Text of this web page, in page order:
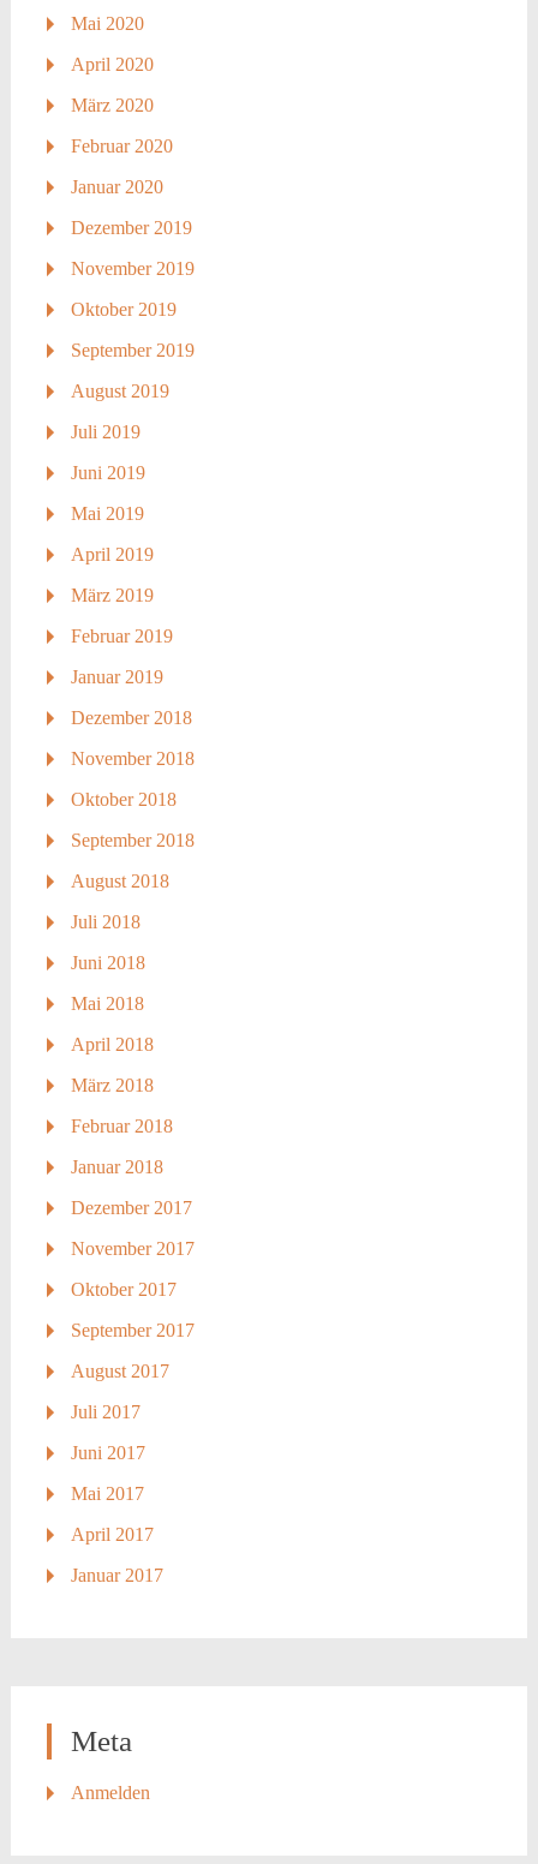
Mai 2020
April 2020
März 2020
Februar 2020
Januar 2020
Dezember 2019
November 2019
Oktober 2019
September 2019
August 2019
Juli 2019
Juni 2019
Mai 2019
April 2019
März 2019
Februar 2019
Januar 2019
Dezember 2018
November 2018
Oktober 2018
September 2018
August 2018
Juli 2018
Juni 2018
Mai 2018
April 2018
März 2018
Februar 2018
Januar 2018
Dezember 2017
November 2017
Oktober 2017
September 2017
August 2017
Juli 2017
Juni 2017
Mai 2017
April 2017
Januar 2017
Meta
Anmelden